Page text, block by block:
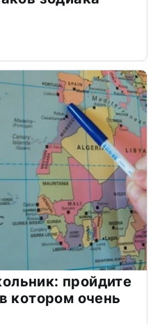
пройдите
котором очень